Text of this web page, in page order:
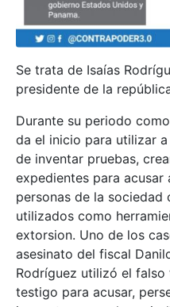
Se trata de Isaías
presidente de la
Durante su periodo
da el inicio para utilizar
de inventar pruebas,
expedientes para
personas de la sociedad
utilizados como
extorsion. Uno de los
asesinato del fiscal
Rodríguez utilizó el
testigo para acusar,